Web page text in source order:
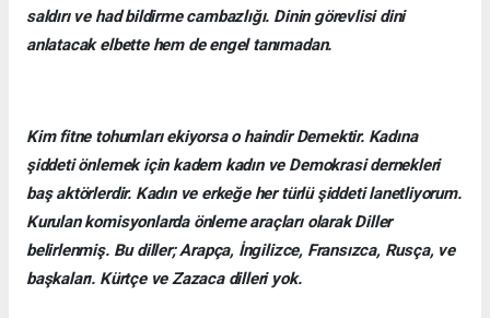
saldırı ve had bildirme cambazlığı. Dinin görevlisi dini
anlatacak elbette hem de engel tanımadan.
Kim fitne tohumları ekiyorsa o haindir Demektir. Kadına
şiddeti önlemek için kadem kadın ve Demokrasi dernekleri
baş aktörlerdir. Kadın ve erkeğe her türlü şiddeti lanetliyorum.
Kurulan komisyonlarda önleme araçları olarak Diller
belirlenmiş. Bu diller; Arapça, İngilizce, Fransızca, Rusça, ve
başkaları. Kürtçe ve Zazaca dilleri yok.